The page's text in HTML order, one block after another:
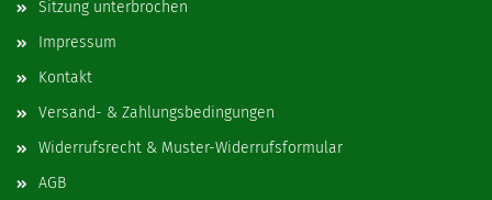
Sitzung unterbrochen
Impressum
Kontakt
Versand- & Zahlungsbedingungen
Widerrufsrecht & Muster-Widerrufsformular
AGB